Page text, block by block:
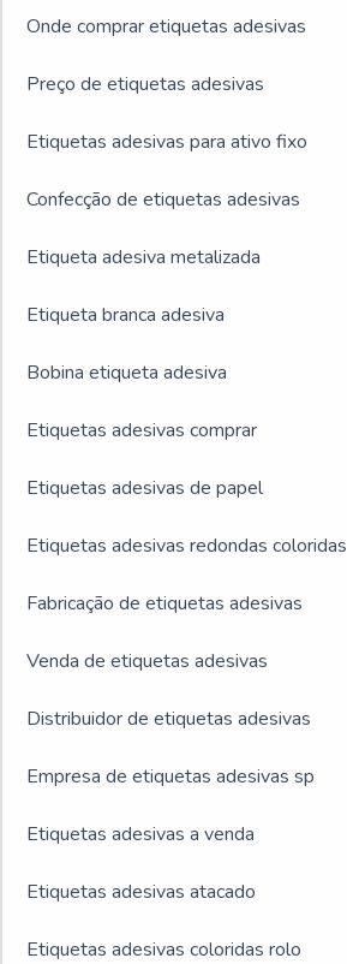
Onde comprar etiquetas adesivas
Preço de etiquetas adesivas
Etiquetas adesivas para ativo fixo
Confecção de etiquetas adesivas
Etiqueta adesiva metalizada
Etiqueta branca adesiva
Bobina etiqueta adesiva
Etiquetas adesivas comprar
Etiquetas adesivas de papel
Etiquetas adesivas redondas coloridas
Fabricação de etiquetas adesivas
Venda de etiquetas adesivas
Distribuidor de etiquetas adesivas
Empresa de etiquetas adesivas sp
Etiquetas adesivas a venda
Etiquetas adesivas atacado
Etiquetas adesivas coloridas rolo